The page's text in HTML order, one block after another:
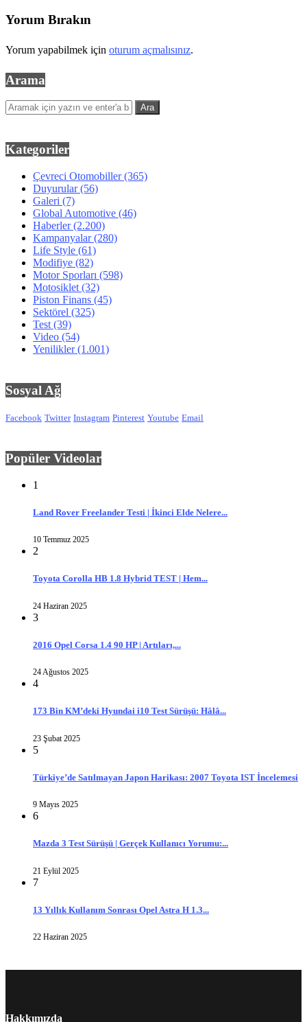
Yorum Bırakın
Yorum yapabilmek için oturum açmalısınız.
Arama
Kategoriler
Çevreci Otomobiller(365)
Duyurular(56)
Galeri (7)
Global Automotive (46)
Haberler(2.200)
Kampanyalar(280)
Life Style (61)
Modifiye (82)
Motor Sporları (598)
Motosiklet (32)
Piston Finans (45)
Sektörel (325)
Test (39)
Video (54)
Yenilikler(1.001)
Sosyal Ağ
Facebook Twitter Instagram Pinterest Youtube Email
Popüler Videolar
1
Land Rover Freelander Testi | İkinci Elde Nelere...
10 Temmuz 2025
2
Toyota Corolla HB 1.8 Hybrid TEST | Hem...
24 Haziran 2025
3
2016 Opel Corsa 1.4 90 HP | Artıları,...
24 Ağustos 2025
4
173 Bin KM’deki Hyundai i10 Test Sürüşü: Hâlâ...
23 Şubat 2025
5
Türkiye’de Satılmayan Japon Harikası: 2007 Toyota IST İncelemesi
9 Mayıs 2025
6
Mazda 3 Test Sürüşü | Gerçek Kullanıcı Yorumu:...
21 Eylül 2025
7
13 Yıllık Kullanım Sonrası Opel Astra H 1.3...
22 Haziran 2025
Hakkımızda